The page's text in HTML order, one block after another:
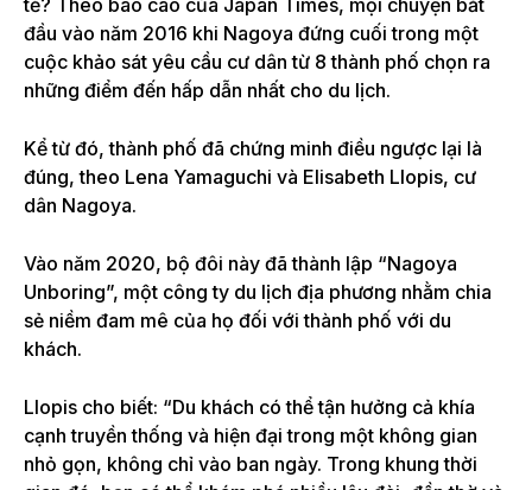
đầu vào năm 2016 khi Nagoya đứng cuối trong một
cuộc khảo sát yêu cầu cư dân từ 8 thành phố chọn ra
những điểm đến hấp dẫn nhất cho du lịch.
Kể từ đó, thành phố đã chứng minh điều ngược lại là
đúng, theo Lena Yamaguchi và Elisabeth Llopis, cư
dân Nagoya.
Vào năm 2020, bộ đôi này đã thành lập “Nagoya
Unboring”, một công ty du lịch địa phương nhằm chia
sẻ niềm đam mê của họ đối với thành phố với du
khách.
Llopis cho biết: “Du khách có thể tận hưởng cả khía
cạnh truyền thống và hiện đại trong một không gian
nhỏ gọn, không chỉ vào ban ngày. Trong khung thời